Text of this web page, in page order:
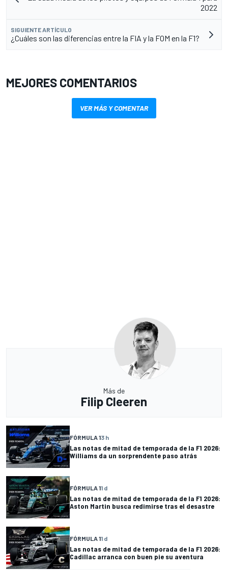
2022
SIGUIENTE ARTÍCULO
¿Cuáles son las diferencias entre la FIA y la FOM en la F1?
MEJORES COMENTARIOS
VER MÁS Y COMENTAR
Más de
Filip Cleeren
FÓRMULA 13 h
Las notas de mitad de temporada de la F1 2026:
Williams da un sorprendente paso atrás
FÓRMULA 11 d
Las notas de mitad de temporada de la F1 2026:
Aston Martin busca redimirse tras el desastre
FÓRMULA 11 d
Las notas de mitad de temporada de la F1 2026:
Cadillac arranca con buen pie su aventura